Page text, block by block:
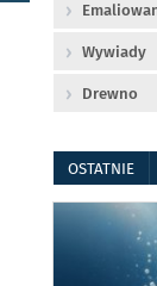
Wywiady
Drewno
OSTATNIE